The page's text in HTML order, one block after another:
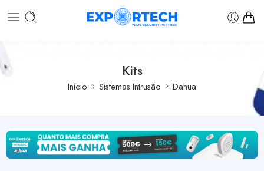
Kits
Início Sistemas Intrusão Dahua